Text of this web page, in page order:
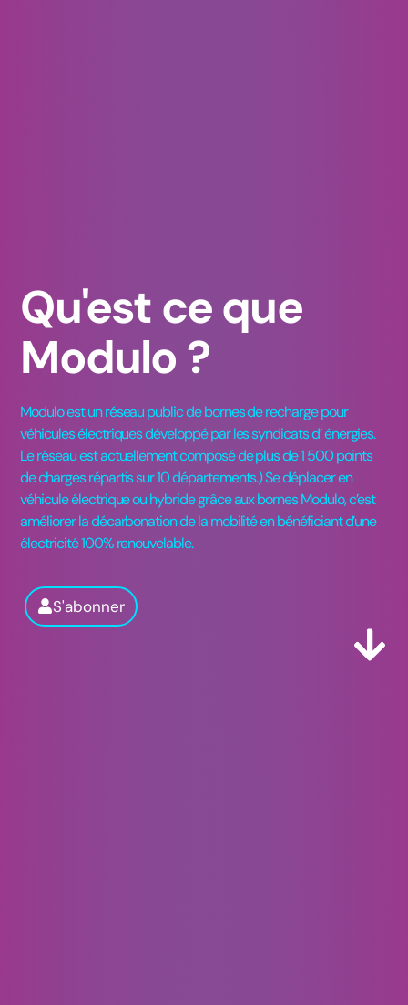
Qu'est ce que
Modulo ?
Modulo est un réseau public de bornes de recharge pour
véhicules électriques développé par les syndicats d’ énergies.
Le réseau est actuellement composé de plus de 1 500 points
de charges répartis sur 10 départements.) Se déplacer en
véhicule électrique ou hybride grâce aux bornes Modulo, c’est
améliorer la décarbonation de la mobilité en bénéficiant d’une
électricité 100% renouvelable.
S'abonner